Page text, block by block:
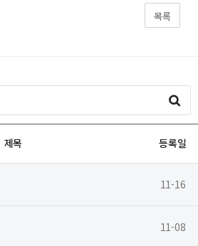
목록
제목 등록일
11-16
11-08